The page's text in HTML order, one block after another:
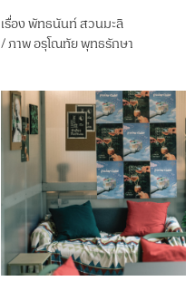
เรื่องพัทธนันท์ สวนมะลิ
/ภาพอรุโณทัย พุทธรักษา